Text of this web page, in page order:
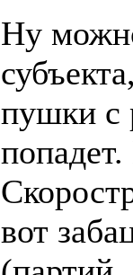
Ну
пушки с
вот